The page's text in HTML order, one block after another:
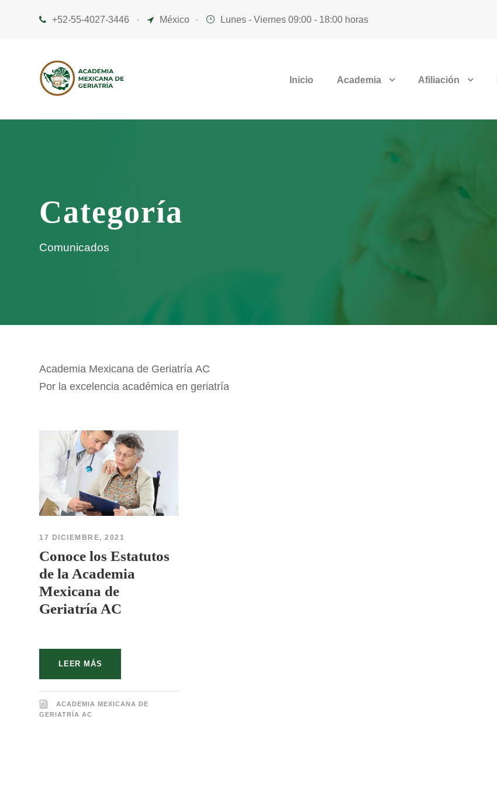
+52-55-4027-3446 · México · Lunes - Viernes 09:00 - 18:00 horas
Inicio Academia Afiliación
Categoría
Comunicados
Academia Mexicana de Geriatría AC
Por la excelencia académica en geriatría
17 DICIEMBRE, 2021
Conoce los Estatutos
de la Academia
Mexicana de
Geriatría AC
LEER MÁS
ACADEMIA MEXICANA DE
GERIATRÍA AC